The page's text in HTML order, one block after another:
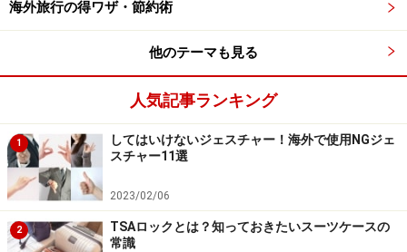
海外旅行の得ワザ・節約術
他のテーマも見る
人気記事ランキング
1
してはいけないジェスチャー！海外で使用NGジェ
スチャー11選
2023/02/06
2
TSAロックとは？知っておきたいスーツケースの
常識